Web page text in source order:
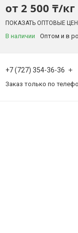
от 2 500 ₸/кг
ПОКАЗАТЬ ОПТОВЫЕ
В наличии Оптом и в
+7 (727) 354-36-36
Заказ только по